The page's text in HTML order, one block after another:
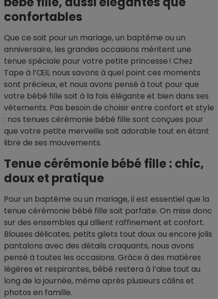
confortables
Que ce soit pour un mariage, un baptême ou un
anniversaire, les grandes occasions méritent une
tenue spéciale pour votre petite princesse ! Chez
Tape à l’Œil, nous savons à quel point ces moments
sont précieux, et nous avons pensé à tout pour que
votre bébé fille soit à la fois élégante et bien dans ses
vêtements. Pas besoin de choisir entre confort et style
: nos tenues cérémonie bébé fille sont conçues pour
que votre petite merveille soit adorable tout en étant
libre de ses mouvements.
Tenue cérémonie bébé fille : chic,
doux et pratique
Pour un baptême ou un mariage, il est essentiel que la
tenue cérémonie bébé fille soit parfaite. On mise donc
sur des ensembles qui allient raffinement et confort.
Blouses délicates, petits gilets tout doux ou encore jolis
pantalons avec des détails craquants, nous avons
pensé à toutes les occasions. Grâce à des matières
légères et respirantes, bébé restera à l’aise tout au
long de la journée, même après plusieurs câlins et
photos en famille.